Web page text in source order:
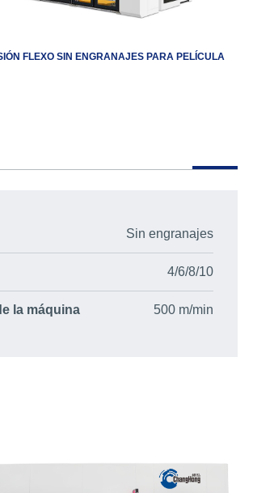
FLEXO SIN ENGRANAJES PARA PELÍCULA
Sin engranajes
4/6/8/10
la máquina 500 m/min